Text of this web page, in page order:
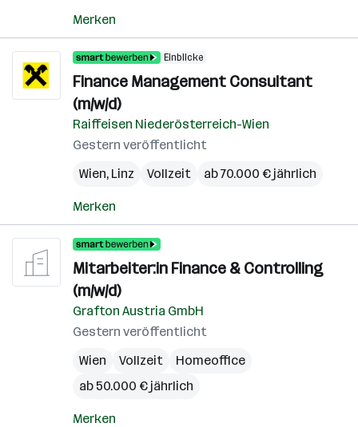
Merken
Einblicke
Finance Management Consultant
(m/w/d)
Raiffeisen Niederösterreich-Wien
Gestern veröffentlicht
Wien, Linz Vollzeit ab 70.000 € jährlich
Merken
Mitarbeiter:in Finance & Controlling
(m/w/d)
Grafton Austria GmbH
Gestern veröffentlicht
Wien
Vollzeit
Homeoffice
ab 50.000 € jährlich
Merken